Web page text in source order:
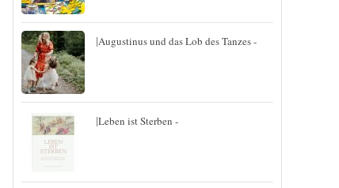
|Augustinus und das Lob des Tanzes -
|Leben ist Sterben -